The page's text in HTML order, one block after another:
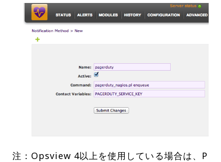
注：Opsview 4以上を使用している場合は、P